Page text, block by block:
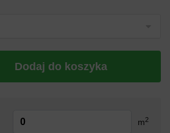
Dodaj do koszyka
m2